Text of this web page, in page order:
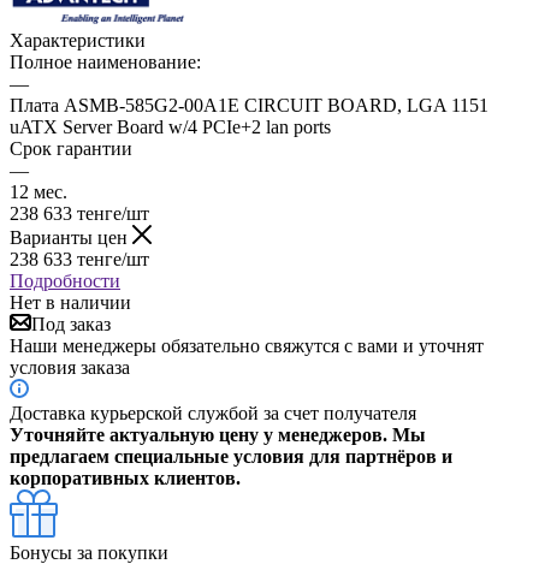
Характеристики
Полное наименование:
—
Плата ASMB-585G2-00A1E CIRCUIT BOARD, LGA 1151
uATX Server Board w/4 PCIe+2 lan ports
Срок гарантии
—
12 мес.
238 633 тенге/шт
Варианты цен
238 633 тенге/шт
Подробности
Нет в наличии
Под заказ
Наши менеджеры обязательно свяжутся с вами и уточнят
условия заказа
Доставка курьерской службой за счет получателя
Уточняйте актуальную цену у менеджеров. Мы
предлагаем специальные условия для партнёров и
корпоративных клиентов.
Бонусы за покупки